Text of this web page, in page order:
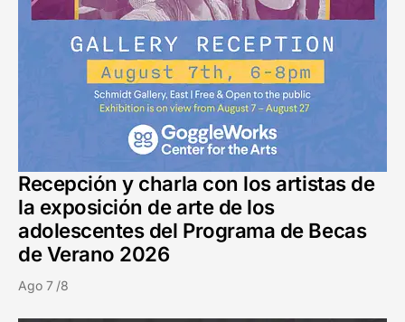
Recepción y charla con los artistas de
la exposición de arte de los
adolescentes del Programa de Becas
de Verano 2026
Ago 7 /8